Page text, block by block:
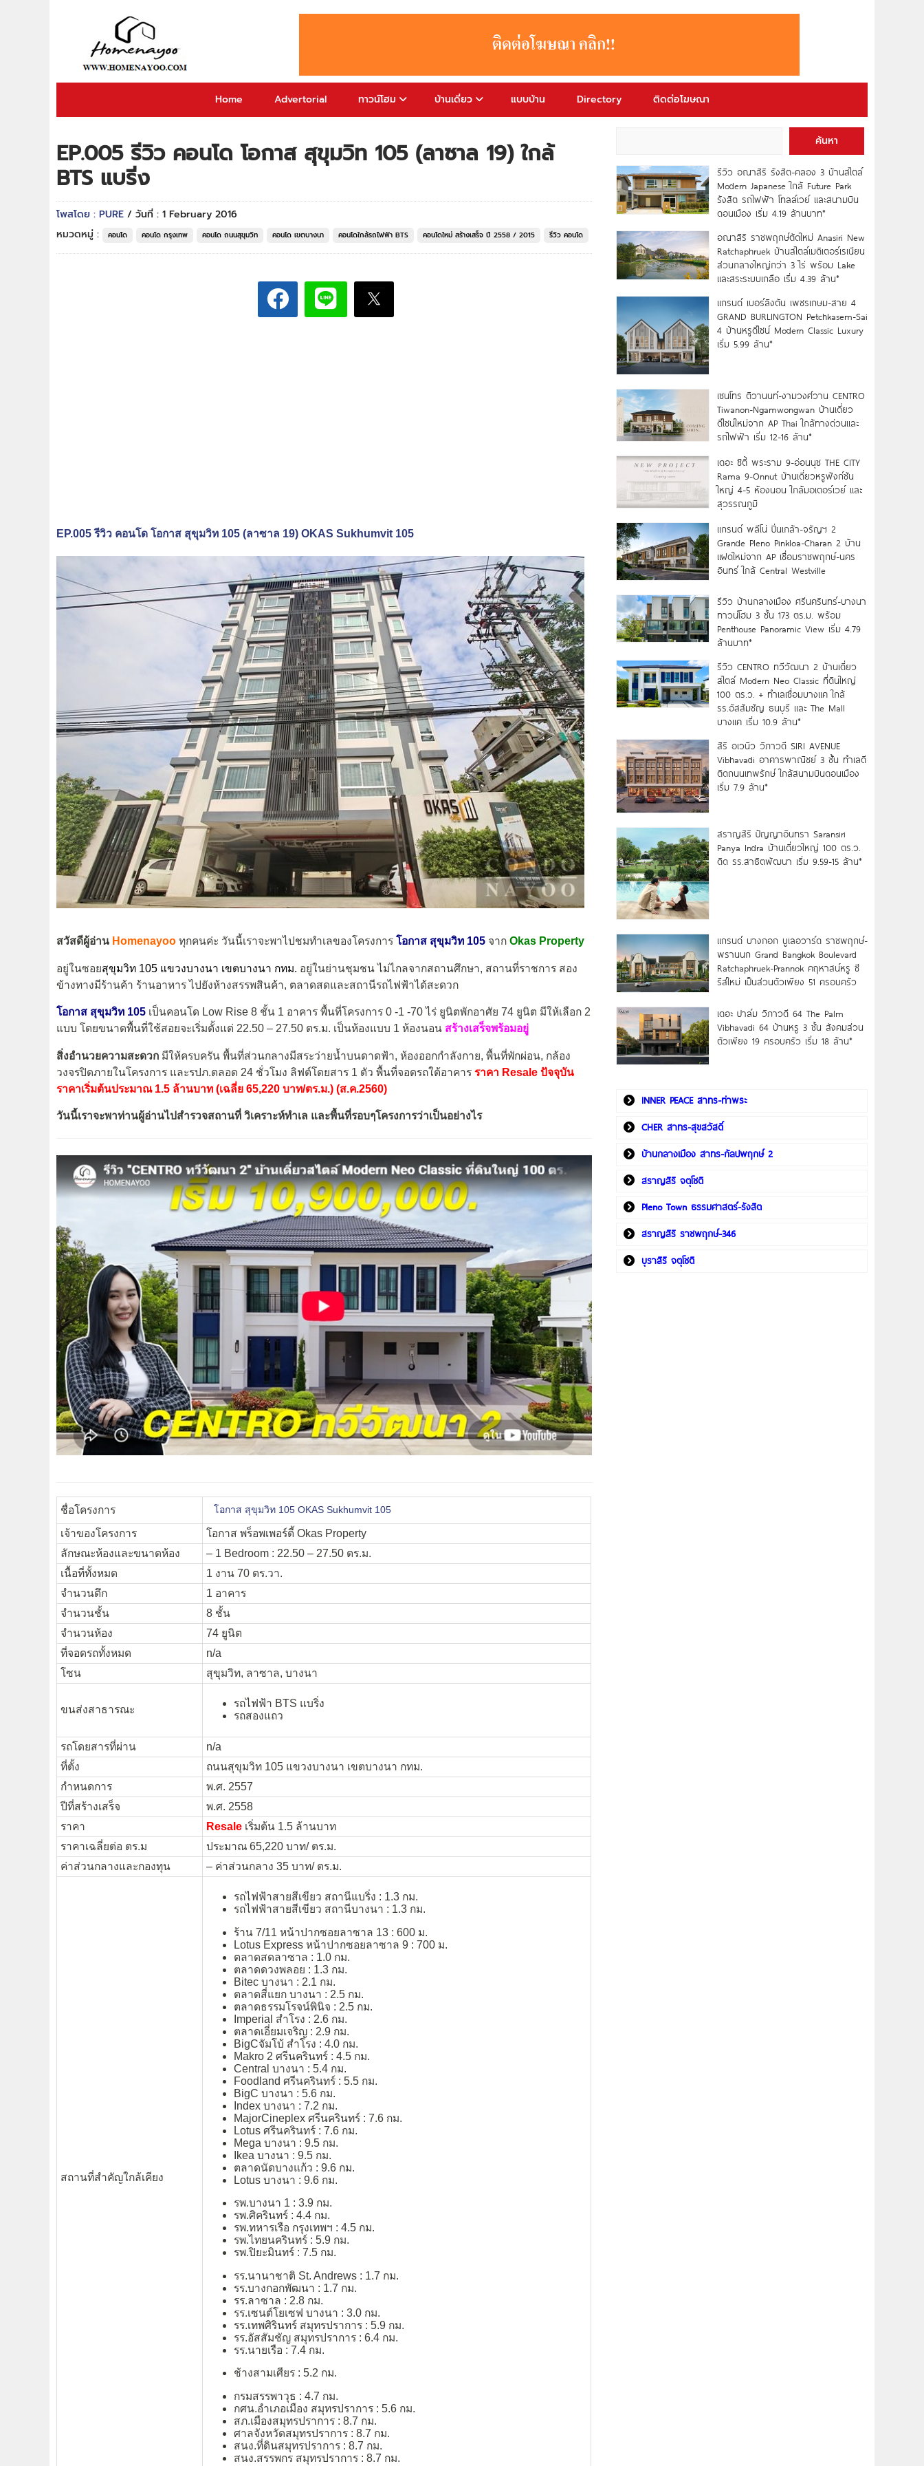
Home Advertorial ทาวน์โฮม บ้านเดี่ยว แบบบ้าน Directory ติดต่อโฆษณา
EP.005 รีวิว คอนโด โอกาส สุขุมวิท 105 (ลาซาล 19) ใกล้
BTS แบริ่ง
โพสโดย : PURE / วันที่ : 1 February 2016
หมวดหมู่ :
คอนโด คอนโด กรุงเทพ คอนโด ถนนสุขุมวิท คอนโด เขตบางนา คอนโดใกล้รถไฟฟ้า BTS คอนโดใหม่ สร้างเสร็จ ปี 2558 / 2015 รีวิว คอนโด
EP.005 รีวิว คอนโด โอกาส สุขุมวิท 105 (ลาซาล 19) OKAS Sukhumvit 105
สวัสดีผู้อ่าน Homenayoo ทุกคนค่ะ วันนี้เราจะพาไปชมทำเลของโครงการ โอกาส สุขุมวิท 105 จาก Okas Property
อยู่ในซอยสุขุมวิท 105 แขวงบางนา เขตบางนา กทม. อยู่ในย่านชุมชน ไม่ไกลจากสถานศึกษา, สถานที่ราชการ สอง
ข้างทางมีร้านค้า ร้านอาหาร ไปยังห้างสรรพสินค้า, ตลาดสดและสถานีรถไฟฟ้าได้สะดวก
โอกาส สุขุมวิท 105 เป็นคอนโด Low Rise 8 ชั้น 1 อาคาร พื้นที่โครงการ 0 -1 -70 ไร่ ยูนิตพักอาศัย 74 ยูนิต มีให้เลือก 2
แบบ โดยขนาดพื้นที่ใช้สอยจะเริ่มตั้งแต่ 22.50 – 27.50 ตร.ม. เป็นห้องแบบ 1 ห้องนอน สร้างเสร็จพร้อมอยู่
สิ่งอำนวยความสะดวก มีให้ครบครัน พื้นที่ส่วนกลางมีสระว่ายน้ำบนดาดฟ้า, ห้องออกกำลังกาย, พื้นที่พักผ่อน, กล้อง
วงจรปิดภายในโครงการ และรปภ.ตลอด 24 ชั่วโมง ลิฟต์โดยสาร 1 ตัว พื้นที่จอดรถใต้อาคาร ราคา Resale ปัจจุบัน
ราคาเริ่มต้นประมาณ 1.5 ล้านบาท (เฉลี่ย 65,220 บาท/ตร.ม.) (ส.ค.2560)
วันนี้เราจะพาท่านผู้อ่านไปสำรวจสถานที่ วิเคราะห์ทำเล และพื้นที่รอบๆโครงการว่าเป็นอย่างไร
ชื่อโครงการ โอกาส สุขุมวิท 105 OKAS Sukhumvit 105
เจ้าของโครงการ
โอกาส พร็อพเพอร์ตี้ Okas Property
ลักษณะห้องและขนาดห้อง
– 1 Bedroom : 22.50 – 27.50 ตร.ม.
เนื้อที่ทั้งหมด
1 งาน 70 ตร.วา.
จำนวนตึก
1 อาคาร
จำนวนชั้น
8 ชั้น
จำนวนห้อง
74 ยูนิต
ที่จอดรถทั้งหมด
n/a
โซน
สุขุมวิท, ลาซาล, บางนา
ขนส่งสาธารณะ
รถไฟฟ้า BTS แบริ่ง
รถสองแถว
รถโดยสารที่ผ่าน
n/a
ที่ตั้ง
ถนนสุขุมวิท 105 แขวงบางนา เขตบางนา กทม.
กำหนดการ
พ.ศ. 2557
ปีที่สร้างเสร็จ
พ.ศ. 2558
ราคา
Resale เริ่มต้น 1.5 ล้านบาท
ราคาเฉลี่ยต่อ ตร.ม
ประมาณ 65,220 บาท/ ตร.ม.
ค่าส่วนกลางและกองทุน
– ค่าส่วนกลาง 35 บาท/ ตร.ม.
สถานที่สำคัญใกล้เคียง
รถไฟฟ้าสายสีเขียว สถานีแบริ่ง : 1.3 กม.
รถไฟฟ้าสายสีเขียว สถานีบางนา : 1.3 กม.
ร้าน 7/11 หน้าปากซอยลาซาล 13 : 600 ม.
Lotus Express หน้าปากซอยลาซาล 9 : 700 ม.
ตลาดสดลาซาล : 1.0 กม.
ตลาดดวงพลอย : 1.3 กม.
Bitec บางนา : 2.1 กม.
ตลาดสี่แยก บางนา : 2.5 กม.
ตลาดธรรมโรจน์พินิจ : 2.5 กม.
Imperial สำโรง : 2.6 กม.
ตลาดเอี่ยมเจริญ : 2.9 กม.
BigCจัมโบ้ สำโรง : 4.0 กม.
Makro 2 ศรีนครินทร์ : 4.5 กม.
Central บางนา : 5.4 กม.
Foodland ศรีนครินทร์ : 5.5 กม.
BigC บางนา : 5.6 กม.
Index บางนา : 7.2 กม.
MajorCineplex ศรีนครินทร์ : 7.6 กม.
Lotus ศรีนครินทร์ : 7.6 กม.
Mega บางนา : 9.5 กม.
Ikea บางนา : 9.5 กม.
ตลาดนัดบางแก้ว : 9.6 กม.
Lotus บางนา : 9.6 กม.
รพ.บางนา 1 : 3.9 กม.
รพ.ศิครินทร์ : 4.4 กม.
รพ.ทหารเรือ กรุงเทพฯ : 4.5 กม.
รพ.ไทยนครินทร์ : 5.9 กม.
รพ.ปิยะมินทร์ : 7.5 กม.
รร.นานาชาติ St. Andrews : 1.7 กม.
รร.บางกอกพัฒนา : 1.7 กม.
รร.ลาซาล : 2.8 กม.
รร.เซนต์โยเซฟ บางนา : 3.0 กม.
รร.เทพศิรินทร์ สมุทรปราการ : 5.9 กม.
รร.อัสสัมชัญ สมุทรปราการ : 6.4 กม.
รร.นายเรือ : 7.4 กม.
ช้างสามเศียร : 5.2 กม.
กรมสรรพาวุธ : 4.7 กม.
กศน.อำเภอเมือง สมุทรปราการ : 5.6 กม.
สภ.เมืองสมุทรปราการ : 8.7 กม.
ศาลจังหวัดสมุทรปราการ : 8.7 กม.
สนง.ที่ดินสมุทรปราการ : 8.7 กม.
สนง.สรรพกร สมุทรปราการ : 8.7 กม.
ค้นหา
รีวิว อณาสิริ รังสิต-คลอง 3 บ้านสไตล์
Modern Japanese ใกล้ Future Park
รังสิต รถไฟฟ้า โทลล์เวย์ และสนามบิน
ดอนเมือง เริ่ม 4.19 ล้านบาท*
อณาสิริ ราชพฤกษ์ตัดใหม่ Anasiri New
Ratchaphruek บ้านสไตล์เมดิเตอร์เรเนียน
ส่วนกลางใหญ่กว่า 3 ไร่ พร้อม Lake
และสระระบบเกลือ เริ่ม 4.39 ล้าน*
แกรนด์ เบอร์ลิงตัน เพชรเกษม-สาย 4
GRAND BURLINGTON Petchkasem-Sai
4 บ้านหรูดีไซน์ Modern Classic Luxury
เริ่ม 5.99 ล้าน*
เซนโทร ติวานนท์-งามวงศ์วาน CENTRO
Tiwanon-Ngamwongwan บ้านเดี่ยว
ดีไซน์ใหม่จาก AP Thai ใกล้ทางด่วนและ
รถไฟฟ้า เริ่ม 12-16 ล้าน*
เดอะ ซิตี้ พระราม 9-อ่อนนุช THE CITY
Rama 9-Onnut บ้านเดี่ยวหรูฟังก์ชัน
ใหญ่ 4-5 ห้องนอน ใกล้มอเตอร์เวย์ และ
สุวรรณภูมิ
แกรนด์ พลีโน่ ปิ่นเกล้า-จรัญฯ 2
Grande Pleno Pinkloa-Charan 2 บ้าน
แฝดใหม่จาก AP เชื่อมราชพฤกษ์-นคร
อินทร์ ใกล้ Central Westville
รีวิว บ้านกลางเมือง ศรีนครินทร์-บางนา
ทาวน์โฮม 3 ชั้น 173 ตร.ม. พร้อม
Penthouse Panoramic View เริ่ม 4.79
ล้านบาท*
รีวิว CENTRO ทวีวัฒนา 2 บ้านเดี่ยว
สไตล์ Modern Neo Classic ที่ดินใหญ่
100 ตร.ว. + ทำเลเชื่อมบางแค ใกล้
รร.อัสสัมชัญ ธนบุรี และ The Mall
บางแค เริ่ม 10.9 ล้าน*
สิริ อเวนิว วิภาวดี SIRI AVENUE
Vibhavadi อาคารพาณิชย์ 3 ชั้น ทำเลดี
ติดถนนเทพรักษ์ ใกล้สนามบินดอนเมือง
เริ่ม 7.9 ล้าน*
สราญสิริ ปัญญาอินทรา Saransiri
Panya Indra บ้านเดี่ยวใหญ่ 100 ตร.ว.
ดิด รร.สาธิตพัฒนา เริ่ม 9.59-15 ล้าน*
แกรนด์ บางกอก บูเลอวาร์ด ราชพฤกษ์-
พรานนก Grand Bangkok Boulevard
Ratchaphruek-Prannok คฤหาสน์หรู ซี
รีส์ใหม่ เป็นส่วนตัวเพียง 51 ครอบครัว
เดอะ ปาล์ม วิภาวดี 64 The Palm
Vibhavadi 64 บ้านหรู 3 ชั้น สังคมส่วน
ตัวเพียง 19 ครอบครัว เริ่ม 18 ล้าน*
INNER PEACE สาทร-ท่าพระ
CHER สาทร-สุขสวัสดิ์
บ้านกลางเมือง สาทร-กัลปพฤกษ์ 2
สราญสิริ จตุโชติ
Pleno Town ธรรมศาสตร์-รังสิต
สราญสิริ ราชพฤกษ์-346
บุราสิริ จตุโชติ